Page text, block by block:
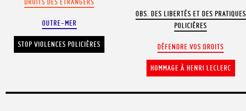
DROITS DES ÉTRANGERS
OUTRE-MER
STOP VIOLENCES POLICIÈRES
OBS. DES LIBERTÉS ET DES PRATIQUES
POLICIÈRES
DÉFENDRE VOS DROITS
HOMMAGE À HENRI LECLERC